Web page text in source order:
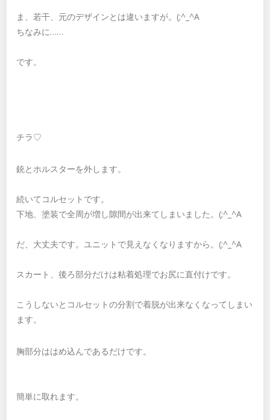
ま、若干、元のデザインとは違いますが。(;^_^A
ちなみに……
です。
チラ♡
銃とホルスターを外します。
続いてコルセットです。
下地、塗装で全周が増し隙間が出来てしまいました。(;^_^A
だ、大丈夫です。ユニットで見えなくなりますから。(;^_^A
スカート、後ろ部分だけは粘着処理でお尻に直付けです。
こうしないとコルセットの分割で着脱が出来なくなってしまい
ます。
胸部分ははめ込んであるだけです。
簡単に取れます。